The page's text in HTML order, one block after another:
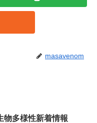
masavenom
物多様性新着情報